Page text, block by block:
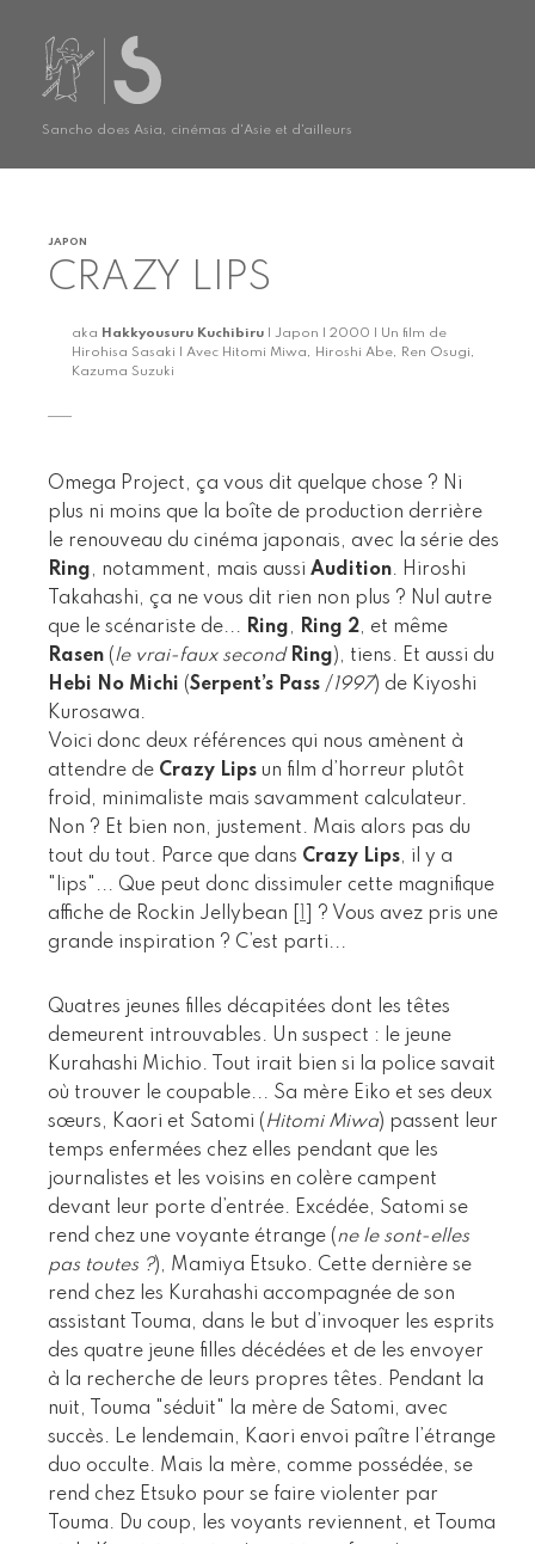
Sancho does Asia, cinémas d'Asie et d'ailleurs
JAPON
CRAZY LIPS
aka Hakkyousuru Kuchibiru | Japon | 2000 | Un film de
Hirohisa Sasaki | Avec Hitomi Miwa, Hiroshi Abe, Ren Osugi,
Kazuma Suzuki
Omega Project, ça vous dit quelque chose ? Ni
plus ni moins que la boîte de production derrière
le renouveau du cinéma japonais, avec la série des
Ring, notamment, mais aussi Audition. Hiroshi
Takahashi, ça ne vous dit rien non plus ? Nul autre
que le scénariste de... Ring, Ring 2, et même
Rasen (le vrai-faux second Ring), tiens. Et aussi du
Hebi No Michi (Serpent’s Pass /1997) de Kiyoshi
Kurosawa.
Voici donc deux références qui nous amènent à
attendre de Crazy Lips un film d’horreur plutôt
froid, minimaliste mais savamment calculateur.
Non ? Et bien non, justement. Mais alors pas du
tout du tout. Parce que dans Crazy Lips, il y a
"lips"... Que peut donc dissimuler cette magnifique
affiche de Rockin Jellybean
? Vous avez pris une
grande inspiration ? C’est parti...
Quatres jeunes filles décapitées dont les têtes
demeurent introuvables. Un suspect : le jeune
Kurahashi Michio. Tout irait bien si la police savait
où trouver le coupable... Sa mère Eiko et ses deux
sœurs, Kaori et Satomi ( Hitomi Miwa) passent leur
temps enfermées chez elles pendant que les
journalistes et les voisins en colère campent
devant leur porte d’entrée. Excédée, Satomi se
rend chez une voyante étrange (ne le sont-elles
pas toutes ?), Mamiya Etsuko. Cette dernière se
rend chez les Kurahashi accompagnée de son
assistant Touma, dans le but d’invoquer les esprits
des quatre jeune filles décédées et de les envoyer
à la recherche de leurs propres têtes. Pendant la
nuit, Touma "séduit" la mère de Satomi, avec
succès. Le lendemain, Kaori envoi paître l’étrange
duo occulte. Mais la mère, comme possédée, se
rend chez Etsuko pour se faire violenter par
Touma. Du coup, les voyants reviennent, et Touma